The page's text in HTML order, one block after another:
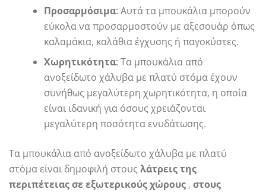
Προσαρμόσιμα: Αυτά τα μπουκάλια μπορούν
εύκολα να προσαρμοστούν με αξεσουάρ όπως
καλαμάκια, καλάθια έγχυσης ή παγοκύστες.
Χωρητικότητα: Τα μπουκάλια από
ανοξείδωτο χάλυβα με πλατύ στόμα έχουν
συνήθως μεγαλύτερη χωρητικότητα, η οποία
είναι ιδανική για όσους χρειάζονται
μεγαλύτερη ποσότητα ενυδάτωσης.
Τα μπουκάλια από ανοξείδωτο χάλυβα με πλατύ
στόμα είναι δημοφιλή στους λάτρεις της
περιπέτειας σε εξωτερικούς χώρους , στους